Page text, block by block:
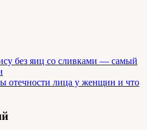
без яиц со сливками — самый
отечности лица у женщин и что